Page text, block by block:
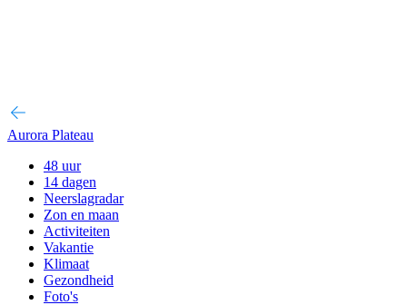
Aurora Plateau
48 uur
14 dagen
Neerslagradar
Zon en maan
Activiteiten
Vakantie
Klimaat
Gezondheid
Foto's